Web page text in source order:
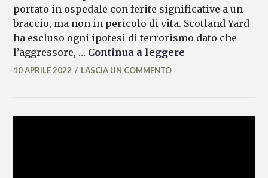
portato in ospedale con ferite significative a un
braccio, ma non in pericolo di vita. Scotland Yard
ha escluso ogni ipotesi di terrorismo dato che
l’aggressore, … Continua a leggere
FLAVIADELLERTOLE
10 APRILE 2022 LASCIA UN COMMENTO